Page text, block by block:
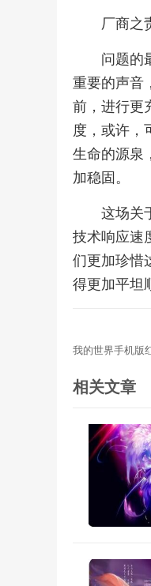
厂商之
问题的
重要的声音
前，进行更
度，或许，
生命的源泉
加稳固。
这场关
技术响应速
们更加珍惜
得更加平坦
我的世界手机版
相关文章